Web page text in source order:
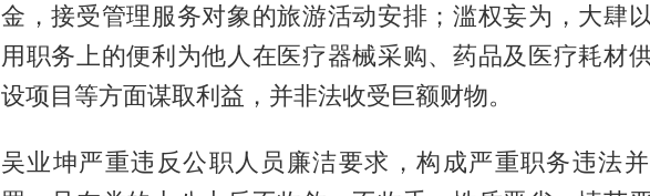
金，接受管理服务对象的旅游活动安排；滥权妄为，大肆
用职务上的便利为他人在医疗器械采购、药品及医疗耗材
设项目等方面谋取利益，并非法收受巨额财物。
吴业坤严重违反公职人员廉洁要求，构成严重职务违法